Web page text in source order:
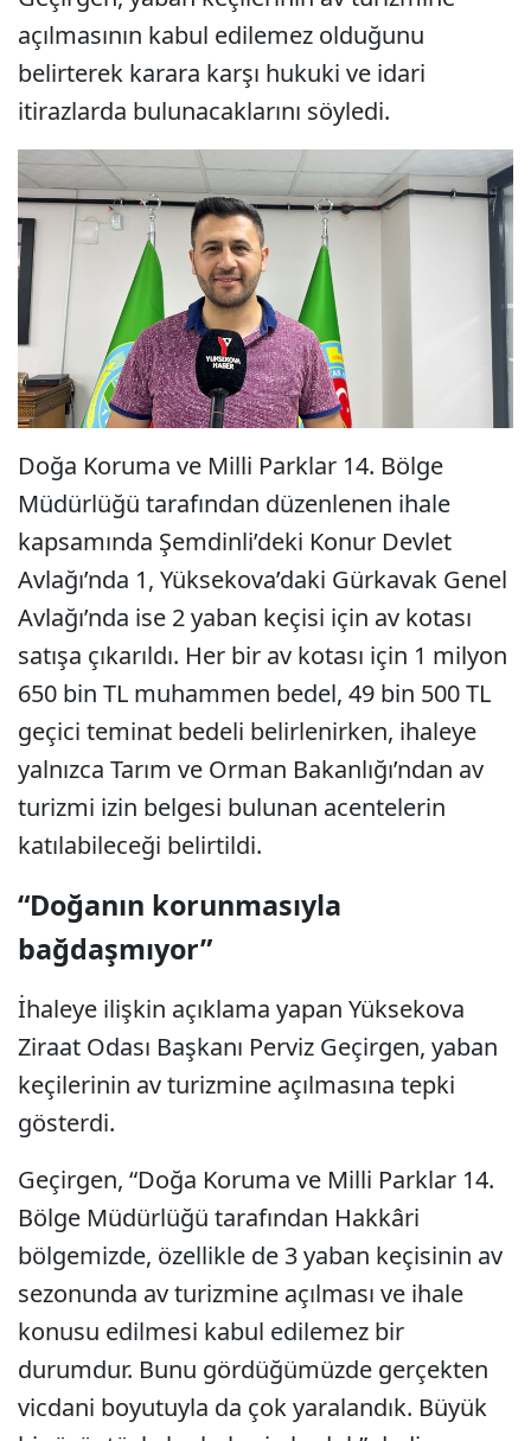
açılmasının kabul edilemez olduğunu
belirterek karara karşı hukuki ve idari
itirazlarda bulunacaklarını söyledi.
Doğa Koruma ve Milli Parklar 14. Bölge
Müdürlüğü tarafından düzenlenen ihale
kapsamında Şemdinli’deki Konur Devlet
Avlağı’nda 1, Yüksekova’daki Gürkavak Genel
Avlağı’nda ise 2 yaban keçisi için av kotası
satışa çıkarıldı. Her bir av kotası için 1 milyon
650 bin TL muhammen bedel, 49 bin 500 TL
geçici teminat bedeli belirlenirken, ihaleye
yalnızca Tarım ve Orman Bakanlığı’ndan av
turizmi izin belgesi bulunan acentelerin
katılabileceği belirtildi.
“Doğanın korunmasıyla
bağdaşmıyor”
İhaleye ilişkin açıklama yapan Yüksekova
Ziraat Odası Başkanı Perviz Geçirgen, yaban
keçilerinin av turizmine açılmasına tepki
gösterdi.
Geçirgen, “Doğa Koruma ve Milli Parklar 14.
Bölge Müdürlüğü tarafından Hakkâri
bölgemizde, özellikle de 3 yaban keçisinin av
sezonunda av turizmine açılması ve ihale
konusu edilmesi kabul edilemez bir
durumdur. Bunu gördüğümüzde gerçekten
vicdani boyutuyla da çok yaralandık. Büyük